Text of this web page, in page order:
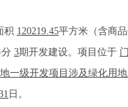
积 120219.45平方米（含商
3期开发建设。项目位于
一级开发项目涉及绿化用
日。